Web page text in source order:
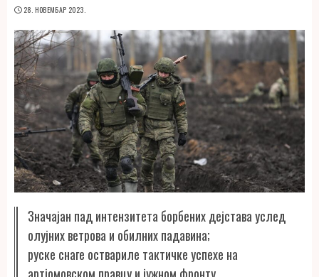
28. НОВЕМБАР 2023.
Значајан пад интензитета борбених дејстава услед
олујних ветрова и обилних падавина;
руске снаге оствариле тактичке успехе на